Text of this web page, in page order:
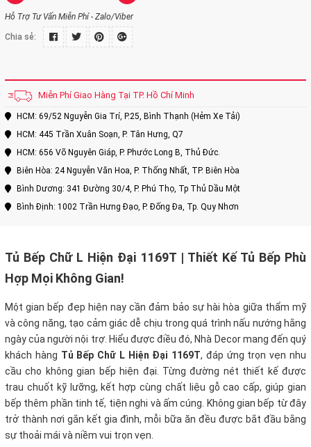
Hỗ Trợ Tư Vấn Miễn Phí - Zalo/Viber
Chia sẻ:
Miễn Phí Giao Hàng Tại TP. Hồ Chí Minh
HCM: 69/52 Nguyễn Gia Trí, P.25, Bình Thạnh (Hẻm Xe Tải)
HCM: 445 Trần Xuân Soạn, P. Tân Hưng, Q7
HCM: 656 Võ Nguyên Giáp, P. Phước Long B, Thủ Đức.
Biên Hòa: 24 Nguyễn Văn Hoa, P. Thống Nhất, TP. Biên Hòa
Bình Dương: 341 Đường 30/4, P. Phú Thọ, Tp Thủ Dầu Một
Bình Định: 1002 Trần Hưng Đạo, P. Đống Đa, Tp. Quy Nhơn
Tủ Bếp Chữ L Hiện Đại 1169T | Thiết Kế Tủ Bếp Phù
Hợp Mọi Không Gian!
Một gian bếp đẹp hiện nay cần đảm bảo sự hài hòa giữa thẩm mỹ
và công năng, tạo cảm giác dễ chịu trong quá trình nấu nướng hằng
ngày của người nội trợ. Hiểu được điều đó, Nhà Decor mang đến quý
khách hàng Tủ Bếp Chữ L Hiện Đại 1169T, đáp ứng trọn vẹn nhu
cầu cho không gian bếp hiện đại. Từng đường nét thiết kế được
trau chuốt kỹ lưỡng, kết hợp cùng chất liệu gỗ cao cấp, giúp gian
bếp thêm phần tinh tế, tiện nghi và ấm cúng. Không gian bếp từ đây
trở thành nơi gắn kết gia đình, mỗi bữa ăn đều được bắt đầu bằng
sự thoải mái và niềm vui trọn vẹn.